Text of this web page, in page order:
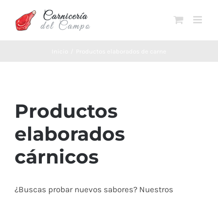
Productos
elaborados
cárnicos
¿Buscas probar nuevos sabores? Nuestros